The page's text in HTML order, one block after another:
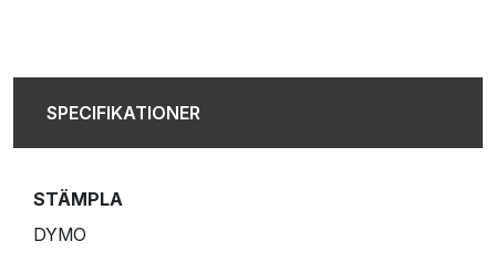
SPECIFIKATIONER
STÄMPLA
DYMO